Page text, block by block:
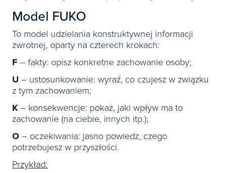
Model FUKO
To model udzielania konstruktywnej informacji
zwrotnej, oparty na czterech krokach:
F – fakty: opisz konkretne zachowanie osoby;
U – ustosunkowanie: wyraź, co czujesz w związku
z tym zachowaniem;
K– konsekwencje: pokaż, jaki wpływ ma to
zachowanie (na ciebie, innych itp.);
O – oczekiwania: jasno powiedz, czego
potrzebujesz w przyszłości.
Przykład: